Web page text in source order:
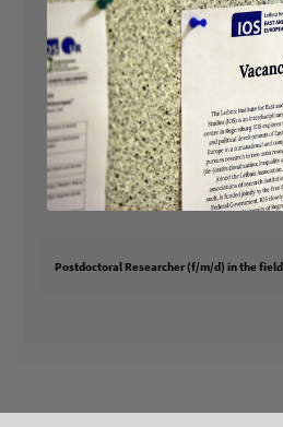
Postdoctoral Researcher (f/m/d) in the